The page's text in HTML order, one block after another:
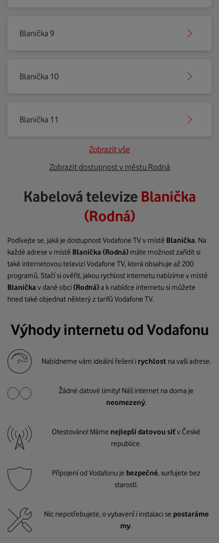
Blanička 9
Blanička 10
Blanička 11
Zobrazit vše
Zobrazit dostupnost v městu Rodná
Kabelová televize Blanička
(Rodná)
Podívejte se, jaká je dostupnost Vodafone TV v místě Blanička. Na
každé adrese v místě Blanička (Rodná) máte možnost zařídit si
také internetovou televizi Vodafone TV, která obsahuje až 200
programů. Stačí si ověřit, jakou rychlost internetu nabízíme v místě
Blanička v dané obci(Rodná)a k nabídce internetu si můžete
hned také objednat některý z tarifů Vodafone TV.
Výhody internetu od Vodafonu
Nabídneme vám ideální řešení i rychlost na vaší adrese.
Žádné datové limity! Náš internet na doma je
neomezený.
Otestováno! Máme nejlepší datovou síťv České
republice.
Připojení od Vodafonu je bezpečné, surfujete bez
starostí.
Nic nepotřebujete, o vybavení i instalaci se postaráme
my.